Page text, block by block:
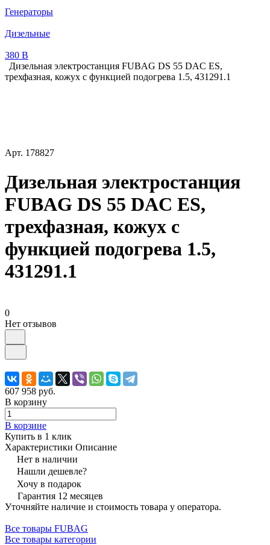
Генераторы
Дизельные
380 В
Дизельная электростанция FUBAG DS 55 DAC ES,
трехфазная, кожух с функцией подогрева 1.5, 431291.1
Арт. 178827
Дизельная электростанция
FUBAG DS 55 DAC ES,
трехфазная, кожух с
функцией подогрева 1.5,
431291.1
0
Нет отзывов
607 958 руб.
В корзину
В корзине
Купить в 1 клик
Характеристики Описание
Нет в наличии
Нашли дешевле?
Хочу в подарок
Гарантия 12 месяцев
Уточняйте наличие и стоимость товара у оператора.
Все товары FUBAG
Все товары категории